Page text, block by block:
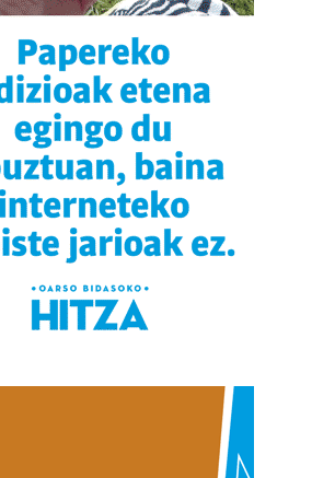
legitimoetan babesten dira. Ikusi gure
beren ustez zein helburutarako
eta horren aurka nola egin
prozesatzeko moduari
gehiago eta ezarri zure lehentasunak
unetan alda edo ken dezakezu
adierazpenean.
propioak eta hirugarrenen cookie-
hau onartuz gero, teknologia hori
Gehiago